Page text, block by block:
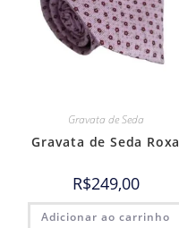
Gravata de Seda
Gravata de Seda Roxa
R$249,00
Adicionar ao carrinho